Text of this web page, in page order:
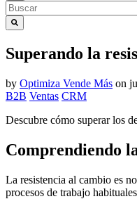
Superando la
by Optimiza Vende Más on
B2B Ventas CRM
Descubre cómo superar los
Comprendiendo
La resistencia al cambio es
procesos de trabajo